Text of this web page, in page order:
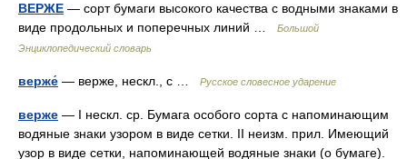
ВЕРЖЕ — сорт бумаги высокого качества с водными знаками в
виде продольных и поперечных линий …
Большой
Энциклопедический словарь
верже́ — верже, нескл., с … Русское словесное ударение
верже — I нескл. ср. Бумага особого сорта с напоминающим
водяные знаки узором в виде сетки. II неизм. прил. Имеющий
узор в виде сетки, напоминающей водяные знаки (о бумаге).